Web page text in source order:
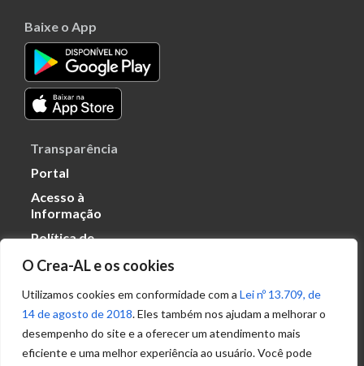
O Crea-AL e os cookies
Utilizamos cookies em conformidade com a Lei nº 13.709, de
14 de agosto de 2018. Eles também nos ajudam a melhorar o
desempenho do site e a oferecer um atendimento mais
eficiente e uma melhor experiência ao usuário. Você pode
Baixe o App
Transparência
Portal
Acesso à
Informação
Política de
Dados
Ouvidoria
ouvidoria@crea-al.org.br